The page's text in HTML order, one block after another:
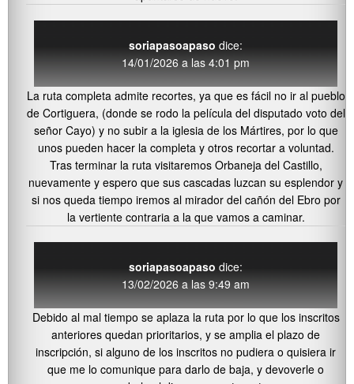
soriapasoapaso dice:
14/01/2026 a las 4:01 pm
La ruta completa admite recortes, ya que es fácil no ir al pueblo
de Cortiguera, (donde se rodo la película del disputado voto del
señor Cayo) y no subir a la iglesia de los Mártires, por lo que
unos pueden hacer la completa y otros recortar a voluntad.
Tras terminar la ruta visitaremos Orbaneja del Castillo,
nuevamente y espero que sus cascadas luzcan su esplendor y
si nos queda tiempo iremos al mirador del cañón del Ebro por
la vertiente contraria a la que vamos a caminar.
soriapasoapaso dice:
13/02/2026 a las 9:49 am
Debido al mal tiempo se aplaza la ruta por lo que los inscritos
anteriores quedan prioritarios, y se amplia el plazo de
inscripción, si alguno de los inscritos no pudiera o quisiera ir
que me lo comunique para darlo de baja, y devoverle o